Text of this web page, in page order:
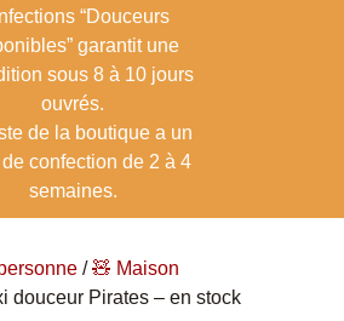
“Douceurs
garantit une
sous 8 à 10 jours
ouvrés.
de la boutique a un
confection de 2 à 4
semaines.
/🧸 Maison
douceur Pirates – en stock